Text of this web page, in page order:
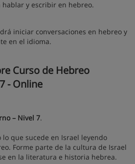
y escribir en hebreo.
iniciar conversaciones en hebreo y
en el idioma.
Curso de Hebreo
- Online
– Nivel 7.
lo que sucede en Israel leyendo
Forme parte de la cultura de Israel
en la literatura e historia hebrea.